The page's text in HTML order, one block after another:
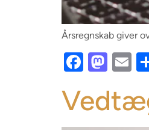
Årsregnskab giver